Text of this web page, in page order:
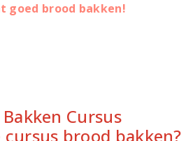
goed brood bakken!
Cursus
cursus brood bakken?